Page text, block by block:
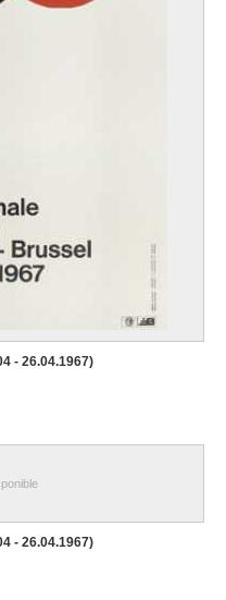
- 26.04.1967)
- 26.04.1967)